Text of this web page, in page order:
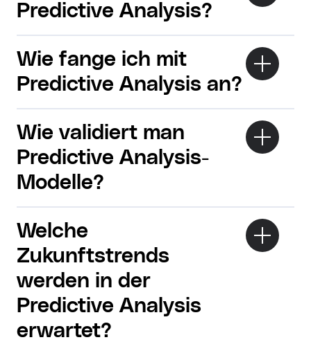
Predictive Analysis?
Wie fange ich mit
Predictive Analysis an?
Wie validiert man
Predictive Analysis-
Modelle?
Welche
Zukunftstrends
werden in der
Predictive Analysis
erwartet?